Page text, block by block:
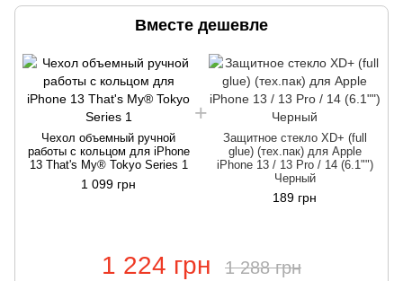
Вместе дешевле
Чехол объемный ручной
работы c кольцом для iPhone
13 That's My® Tokyo Series 1
1 099 грн
Защитное стекло XD+ (full
glue) (тех.пак) для Apple
iPhone 13 / 13 Pro / 14 (6.1"")
Черный
189 грн
1 224 грн 1 288 грн